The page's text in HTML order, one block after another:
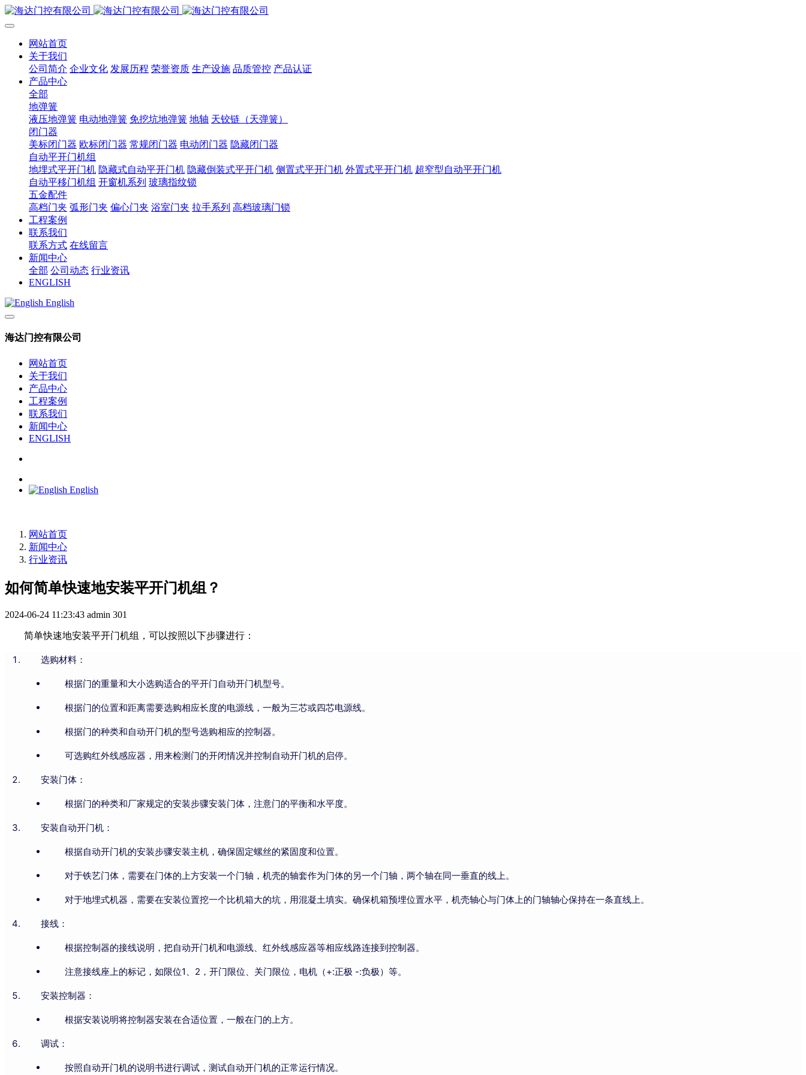
网站首页
关于我们
公司简介 企业文化 发展历程 荣誉资质 生产设施 品质管控 产品认证
产品中心
全部
地弹簧
液压地弹簧 电动地弹簧 免挖坑地弹簧 地轴 天铰链（天弹簧）
闭门器
美标闭门器 欧标闭门器 常规闭门器 电动闭门器 隐藏闭门器
自动平开门机组
地埋式平开门机 隐藏式自动平开门机 隐藏倒装式平开门机 侧置式平开门机 外置式平开门机 超窄型自动平开门机
自动平移门机组 开窗机系列 玻璃指纹锁
五金配件
高档门夹 弧形门夹 偏心门夹 浴室门夹 拉手系列 高档玻璃门锁
工程案例
联系我们
联系方式 在线留言
新闻中心
全部 公司动态 行业资讯
ENGLISH
English
海达门控有限公司
网站首页
关于我们
产品中心
工程案例
联系我们
新闻中心
ENGLISH
English
网站首页
新闻中心
行业资讯
如何简单快速地安装平开门机组？
2024-06-24 11:23:43 admin 301
简单快速地安装平开门机组，可以按照以下步骤进行：
选购材料：
根据门的重量和大小选购适合的平开门自动开门机型号。
根据门的位置和距离需要选购相应长度的电源线，一般为三芯或四芯电源线。
根据门的种类和自动开门机的型号选购相应的控制器。
可选购红外线感应器，用来检测门的开闭情况并控制自动开门机的启停。
安装门体：
根据门的种类和厂家规定的安装步骤安装门体，注意门的平衡和水平度。
安装自动开门机：
根据自动开门机的安装步骤安装主机，确保固定螺丝的紧固度和位置。
对于铁艺门体，需要在门体的上方安装一个门轴，机壳的轴套作为门体的另一个门轴，两个轴在同一垂直的线上。
对于地埋式机器，需要在安装位置挖一个比机箱大的坑，用混凝土填实。确保机箱预埋位置水平，机壳轴心与门体上的门轴轴心保持在一条直线上。
接线：
根据控制器的接线说明，把自动开门机和电源线、红外线感应器等相应线路连接到控制器。
注意接线座上的标记，如限位1、2，开门限位、关门限位，电机（+:正极 -:负极）等。
安装控制器：
根据安装说明将控制器安装在合适位置，一般在门的上方。
调试：
按照自动开门机的说明书进行调试，测试自动开门机的正常运行情况。